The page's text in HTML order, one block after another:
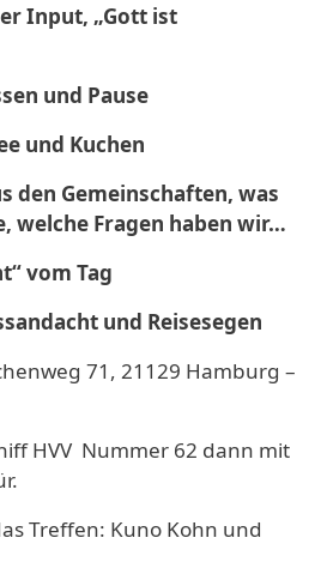
Input, „Gott ist
und Pause
und Kuchen
den Gemeinschaften, was
welche Fragen haben wir…
vom Tag
und Reisesegen
71, 21129 Hamburg –
HVV Nummer 62 dann mit
Treffen: Kuno Kohn und